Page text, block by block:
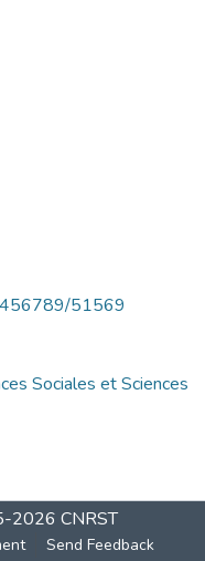
51569
Sociales et Sciences
2026 CNRST
Send Feedback